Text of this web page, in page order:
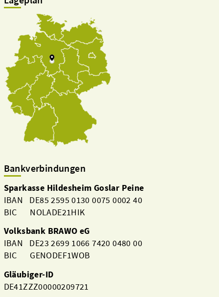
Aktuelles
Bankverbindungen
Sparkasse Hildesheim Goslar Peine
IBAN DE85 2595 0130 0075 0002 40
BIC NOLADE21HIK
Volksbank BRAWO eG
IBAN DE23 2699 1066 7420 0480 00
BIC GENODEF1WOB
Gläubiger-ID
DE41ZZZ00000209721